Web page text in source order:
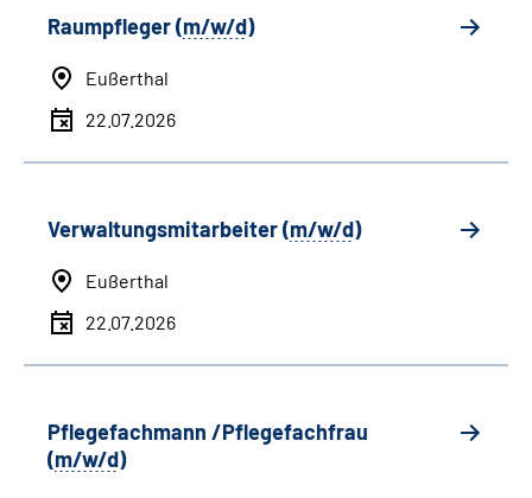
Raumpfleger (m/w/d)
Eußerthal
22.07.2026
Verwaltungsmitarbeiter (m/w/d)
Eußerthal
22.07.2026
Pflegefachmann /Pflegefachfrau
(m/w/d)